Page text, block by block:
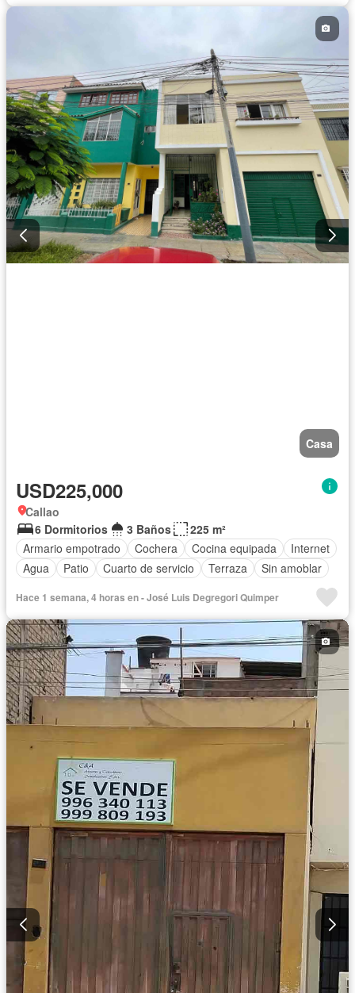
Casa
USD225,000
Callao
6 Dormitorios
3 Baños
225 m²
Armario empotrado
Cochera Cocina equipada
Internet
Agua
Patio Cuarto de servicio Terraza Sin amoblar
Hace 1 semana, 4 horas en - José Luis Degregori Quimper